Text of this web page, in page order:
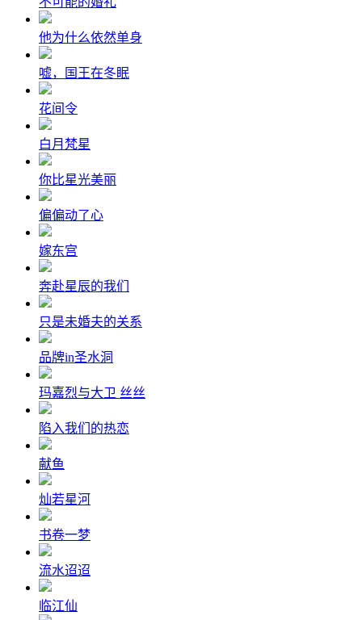
他为什么依然单身
嘘，国王在冬眠
花间令
白月梵星
你比星光美丽
偏偏动了心
嫁东宫
奔赴星辰的我们
只是未婚夫的关系
品牌in圣水洞
玛嘉烈与大卫 丝丝
陷入我们的热恋
献鱼
灿若星河
书卷一梦
流水迢迢
临江仙